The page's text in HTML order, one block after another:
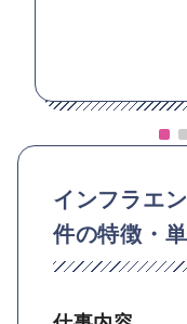
インフラエ
件の特徴・